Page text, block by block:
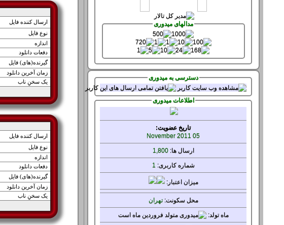
مدالهای میدوری
دسترسی به میدوری
اطلاعات میدوری
تاریخ عضویت:
05 November 2011
ارسال ها:1,800
شماره کاربری: 1
میزاناعتبار:
محل سکونت:تهران
ماه تولد:
ارسال کننده فايل
نوع فايل
اندازه
دفعات دانلود
گيرنده(های) فايل
زمان آخرین دانلود
یک سخنِ ناب
ارسال کننده فايل
نوع فايل
اندازه
دفعات دانلود
گيرنده(های) فايل
زمان آخرین دانلود
یک سخنِ ناب